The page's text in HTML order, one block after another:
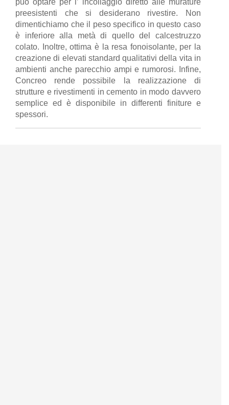
preesistenti che si desiderano rivestire. Non
dimentichiamo che il peso specifico in questo caso
è inferiore alla metà di quello del calcestruzzo
colato. Inoltre, ottima è la resa fonoisolante, per la
creazione di elevati standard qualitativi della vita in
ambienti anche parecchio ampi e rumorosi. Infine,
Concreo rende possibile la realizzazione di
strutture e rivestimenti in cemento in modo davvero
semplice ed è disponibile in differenti finiture e
spessori.